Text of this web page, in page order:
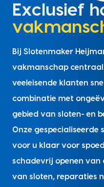
Exclusief
Bij Slotenmaker
vakmanschap
veeleisende klanten
combinatie met
gebied van sloten- en
Onze gespecialiseerde
voor u klaar voor
schadevrij openen van
van sloten, reparaties